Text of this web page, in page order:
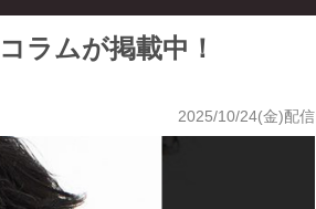
ラムが掲載中！
2025/10/24(金)配信